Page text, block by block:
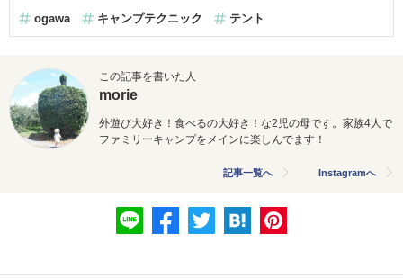
ogawa キャンプテクニック テント
この記事を書いた人
morie
外遊び大好き！食べるの大好き！な2児の母です。 家族4人で
ファミリーキャンプをメインに楽しんでます！
記事一覧へ Instagramへ